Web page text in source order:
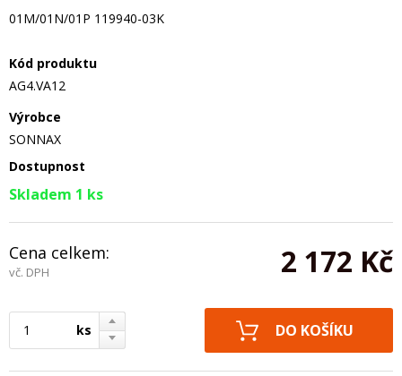
01M/01N/01P 119940-03K
Kód produktu
AG4.VA12
Výrobce
SONNAX
Dostupnost
Skladem 1 ks
Cena celkem:
vč. DPH 2 172 Kč
ks